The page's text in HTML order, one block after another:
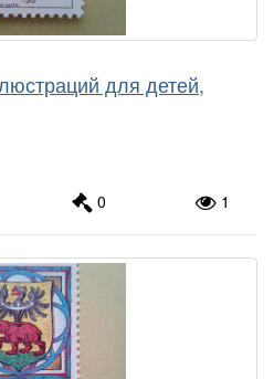
для детей,
0 1